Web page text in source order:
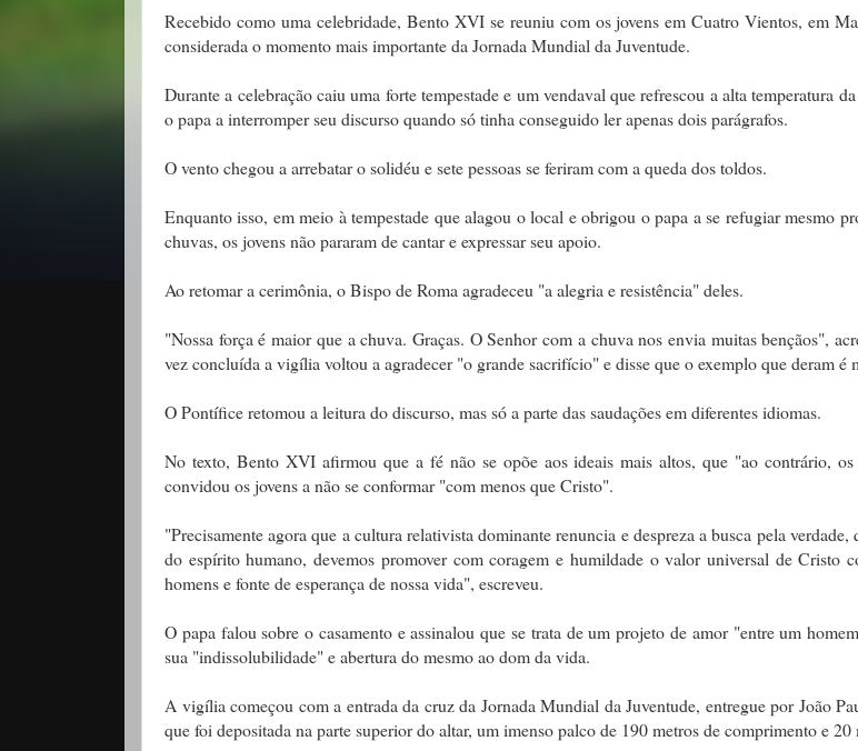
Recebido como uma celebridade, Bento XVI se reuniu com os jovens em Cuatro Vientos, em
considerada o momento mais importante da Jornada Mundial da Juventude.
Durante a celebração caiu uma forte tempestade e um vendaval que refrescou a alta temperatura
o papa a interromper seu discurso quando só tinha conseguido ler apenas dois parágrafos.
O vento chegou a arrebatar o solidéu e sete pessoas se feriram com a queda dos toldos.
Enquanto isso, em meio à tempestade que alagou o local e obrigou o papa a se refugiar mesmo
chuvas, os jovens não pararam de cantar e expressar seu apoio.
Ao retomar a cerimônia, o Bispo de Roma agradeceu "a alegria e resistência" deles.
"Nossa força é maior que a chuva. Graças. O Senhor com a chuva nos envia muitas bençãos",
vez concluída a vigília voltou a agradecer "o grande sacrifício" e disse que o exemplo que deram é
O Pontífice retomou a leitura do discurso, mas só a parte das saudações em diferentes idiomas.
No texto, Bento XVI afirmou que a fé não se opõe aos ideais mais altos, que "ao contrário, os
convidou os jovens a não se conformar "com menos que Cristo".
"Precisamente agora que a cultura relativista dominante renuncia e despreza a busca pela verdade,
do espírito humano, devemos promover com coragem e humildade o valor universal de Cristo
homens e fonte de esperança de nossa vida", escreveu.
O papa falou sobre o casamento e assinalou que se trata de um projeto de amor "entre um
sua "indissolubilidade" e abertura do mesmo ao dom da vida.
A vigília começou com a entrada da cruz da Jornada Mundial da Juventude, entregue por João
que foi depositada na parte superior do altar, um imenso palco de 190 metros de comprimento e 20